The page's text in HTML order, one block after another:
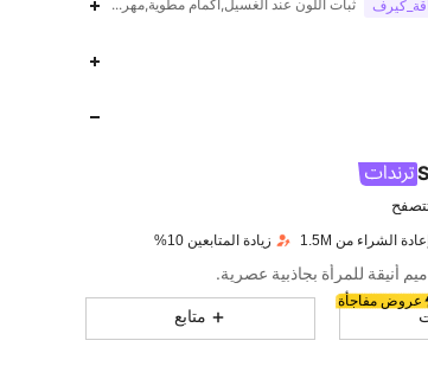
ثبات اللون عند الغسيل,اكمام مطوية,مهرجان أكتوبر في
تتصفح
قطع
5.4K
602K
602K
إعادة الشراء من 1.5M زيادة المتابعين 10%
عروض مفاجأة
متابع